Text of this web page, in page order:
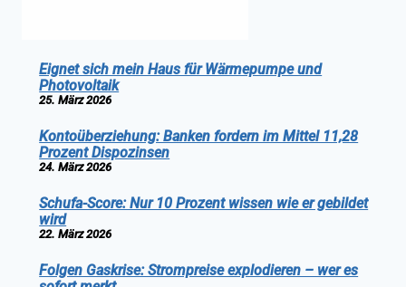
Eignet sich mein Haus für Wärmepumpe und
Photovoltaik
25. März 2026
Kontoüberziehung: Banken fordern im Mittel 11,28
Prozent Dispozinsen
24. März 2026
Schufa-Score: Nur 10 Prozent wissen wie er gebildet
wird
22. März 2026
Folgen Gaskrise: Strompreise explodieren – wer es